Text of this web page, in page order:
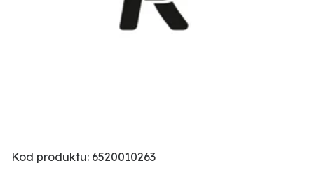
Kod produktu: 6520010263